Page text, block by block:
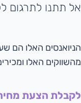
אל תתנו לתרגום
הניואנסים האלו הם
מהשווקים האלו
לקבלת הצעת מחיר